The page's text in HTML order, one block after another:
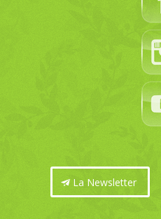
La Newsletter